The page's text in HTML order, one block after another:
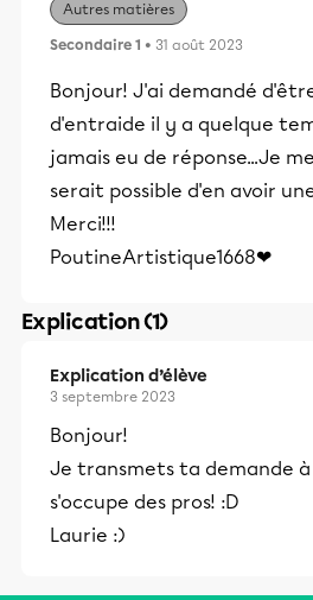
Autres matières
Secondaire 1 • 31 août 2023
Bonjour! J'ai demandé
d'entraide il y a quelque
jamais eu de réponse...Je
serait possible d'en avoir
Merci!!!
PoutineArtistique1668❤
Explication (1)
Explication d’élève
3 septembre 2023
Bonjour!
Je transmets ta demande
s'occupe des pros! :D
Laurie :)